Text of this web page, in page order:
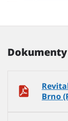
Dokumenty
Brno